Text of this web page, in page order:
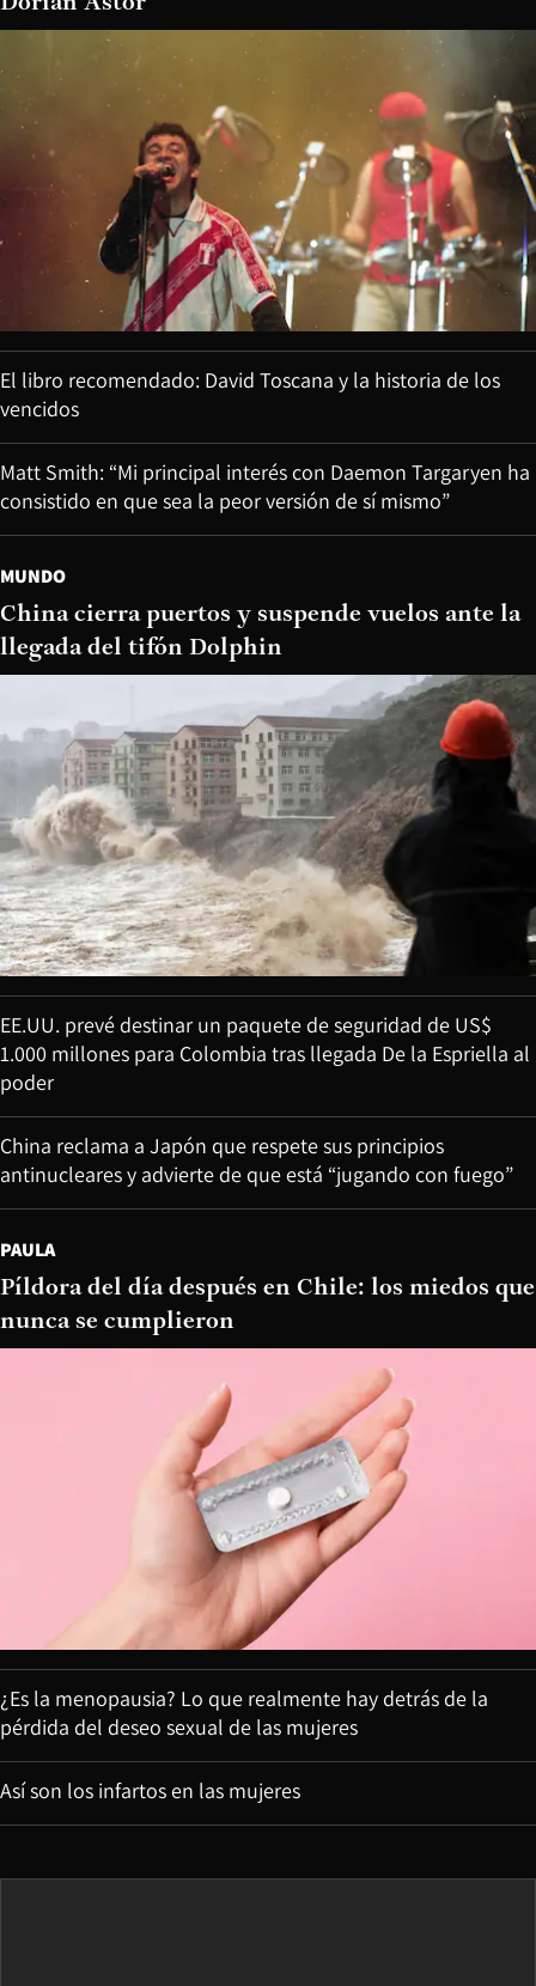
El libro recomendado: David Toscana y la historia de los
vencidos
Matt Smith: “Mi principal interés con Daemon Targaryen ha
consistido en que sea la peor versión de sí mismo”
MUNDO
China cierra puertos y suspende vuelos ante la
llegada del tifón Dolphin
EE.UU. prevé destinar un paquete de seguridad de US$
1.000 millones para Colombia tras llegada De la Espriella al
poder
China reclama a Japón que respete sus principios
antinucleares y advierte de que está “jugando con fuego”
PAULA
Píldora del día después en Chile: los miedos que
nunca se cumplieron
¿Es la menopausia? Lo que realmente hay detrás de la
pérdida del deseo sexual de las mujeres
Así son los infartos en las mujeres